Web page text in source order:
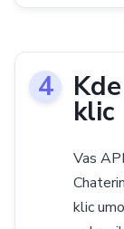
klic
Vas
klic